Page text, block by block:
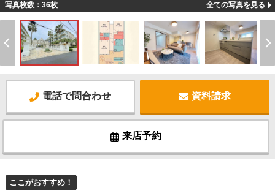
写真枚数：36枚 全ての写真を見る
電話で問合わせ 資料請求
来店予約
ここがおすすめ！